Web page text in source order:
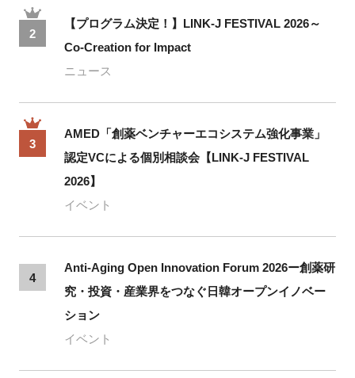
2
【プログラム決定！】LINK-J FESTIVAL 2026～
Co-Creation for Impact
ニュース
3
AMED「創薬ベンチャーエコシステム強化事業」
認定VCによる個別相談会【LINK-J FESTIVAL
2026】
イベント
4
Anti-Aging Open Innovation Forum 2026ー創薬研
究・投資・産業界をつなぐ日韓オープンイノベー
ション
イベント